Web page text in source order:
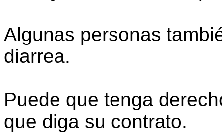
Algunas personas
diarrea.
Puede que tenga
que diga su contrato.